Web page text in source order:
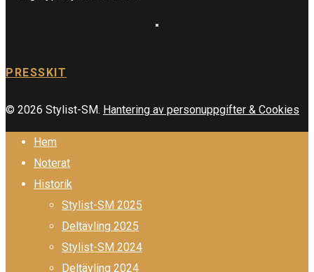
PRESSKIT
© 2026 Stylist-SM. Hantering av personuppgifter & Cookies
Hem
Noterat
Historik
Stylist-SM 2025
Deltävling 2025
Stylist-SM 2024
Deltävling 2024